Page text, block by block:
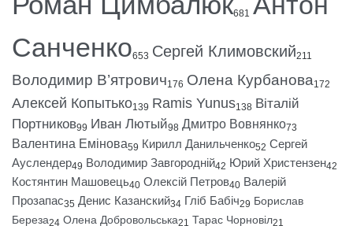
681
Санченко653 Сергей Климовский211
Володимир В’ятрович176 Олена Курбанова172
Алексей Копытько139 Ramis Yunus138 Віталій
Портников99 Иван Лютый98 Дмитро Вовнянко73
Валентина Емінова59 Кирилл Данильченко52 Сергей
Ауслендер49 Володимир Завгородній42 Юрий Христензен42
Костянтин Машовець40 Олексій Петров40 Валерій
Прозапас35 Денис Казанский34 Гліб Бабіч29 Борислав
Береза24 Олена Добровольська21 Тарас Чорновіл21